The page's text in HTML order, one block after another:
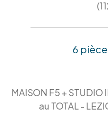
6
MAISON F5 + STUDIO
au TOTAL -